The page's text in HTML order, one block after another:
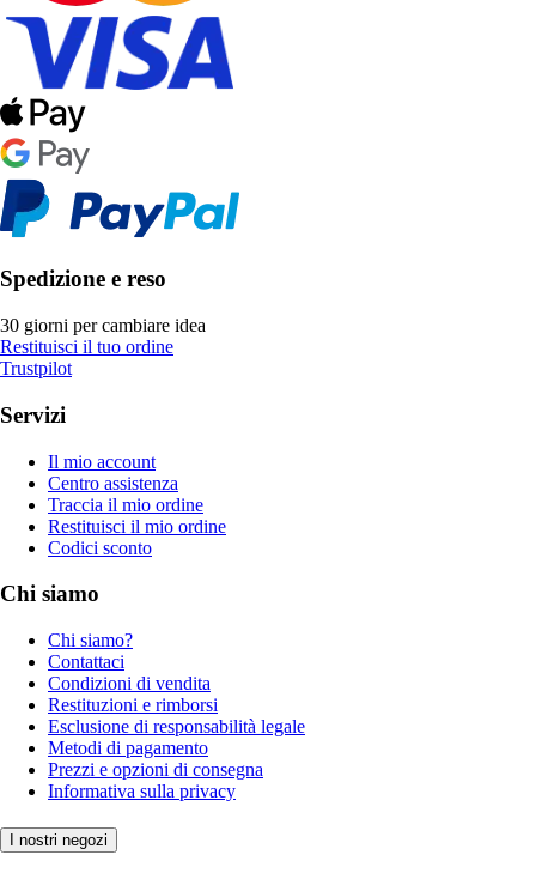
Spedizione e reso
30 giorni per cambiare idea
Restituisci il tuo ordine
Trustpilot
Servizi
Il mio account
Centro assistenza
Traccia il mio ordine
Restituisci il mio ordine
Codici sconto
Chi siamo
Chi siamo?
Contattaci
Condizioni di vendita
Restituzioni e rimborsi
Esclusione di responsabilità legale
Metodi di pagamento
Prezzi e opzioni di consegna
Informativa sulla privacy
I nostri negozi